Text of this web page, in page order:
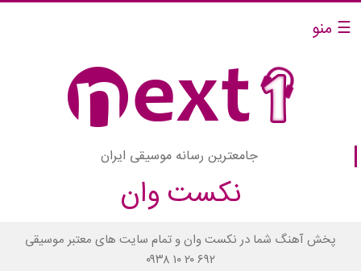
☰ منو
جامعترین رسانه موسیقی ایران
نکست وان
پخش آهنگ شما در نکست وان و تمام سایت های معتبر موسیقی
۰۹۳۸ ۱۰ ۲۰ ۶۹۲